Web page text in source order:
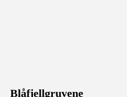
Blåfjellgruvene